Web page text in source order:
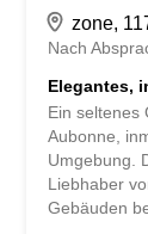
zone,
Nach
Elegantes,
Ein seltenes
Aubonne,
Umgebung.
Liebhaber
Gebäuden